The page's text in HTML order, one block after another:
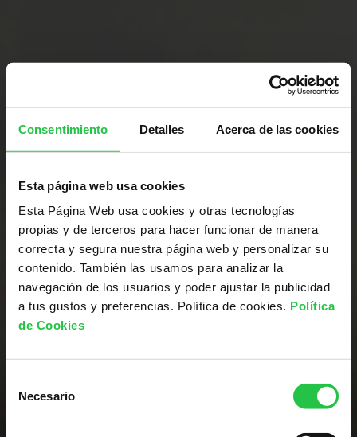
Consentimiento Detalles Acerca de las cookies
Esta página web usa cookies
Esta Página Web usa cookies y otras tecnologías
propias y de terceros para hacer funcionar de manera
correcta y segura nuestra página web y personalizar su
contenido. También las usamos para analizar la
navegación de los usuarios y poder ajustar la publicidad
a tus gustos y preferencias. Política de cookies. Política
de Cookies
Necesario
Liderrak gara